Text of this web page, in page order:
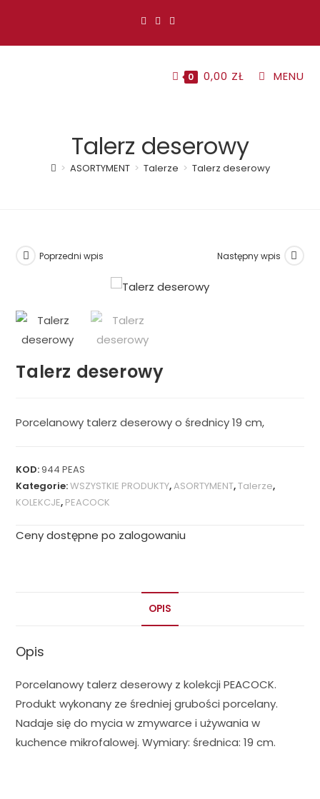
0 0,00 ZŁ MENU
Talerz deserowy
> ASORTYMENT > Talerze > Talerz deserowy
Poprzedni wpis Następny wpis
Talerz deserowy
Porcelanowy talerz deserowy o średnicy 19 cm,
KOD:944 PEAS
Kategorie:WSZYSTKIE PRODUKTY,ASORTYMENT,Talerze,
KOLEKCJE, PEACOCK
Ceny dostępne po zalogowaniu
OPIS
Opis
Porcelanowy talerz deserowy z kolekcji PEACOCK.
Produkt wykonany ze średniej grubości porcelany.
Nadaje się do mycia w zmywarce i używania w
kuchence mikrofalowej. Wymiary: średnica: 19 cm.